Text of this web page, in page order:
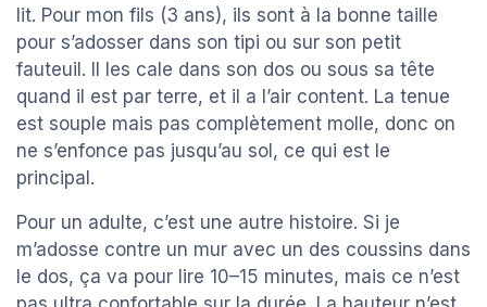
lit. Pour mon fils (3 ans), ils sont à la bonne taille
pour s’adosser dans son tipi ou sur son petit
fauteuil. Il les cale dans son dos ou sous sa tête
quand il est par terre, et il a l’air content. La tenue
est souple mais pas complètement molle, donc on
ne s’enfonce pas jusqu’au sol, ce qui est le
principal.
Pour un adulte, c’est une autre histoire. Si je
m’adosse contre un mur avec un des coussins dans
le dos, ça va pour lire 10–15 minutes, mais ce n’est